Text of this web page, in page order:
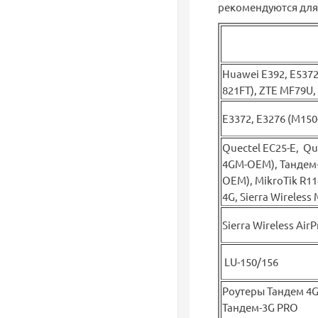
рекомендуются
Huawei Е392,
821FT), ZTE
E3372, E3276
Quectel EC25-E,
4GM-OEM),
OEM), MikroTik
4G, Sierra Wireless
Sierra Wireless
LU-150/156
Роутеры Тандем
Тандем-3G PRO